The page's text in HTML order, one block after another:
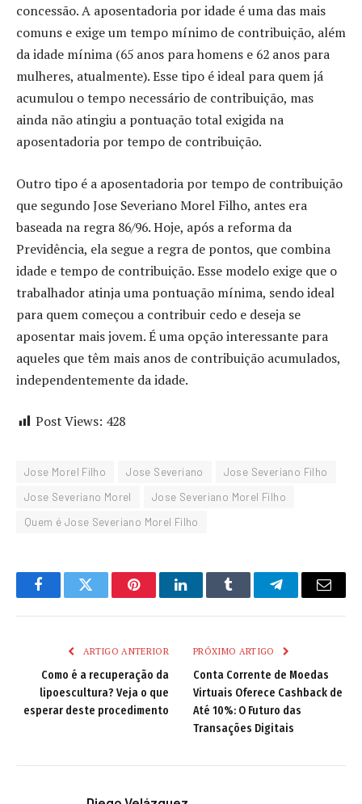
concessão. A aposentadoria por idade é uma das mais
comuns e exige um tempo mínimo de contribuição, além
da idade mínima (65 anos para homens e 62 anos para
mulheres, atualmente). Esse tipo é ideal para quem já
acumulou o tempo necessário de contribuição, mas
ainda não atingiu a pontuação total exigida na
aposentadoria por tempo de contribuição.
Outro tipo é a aposentadoria por tempo de contribuição
que segundo Jose Severiano Morel Filho, antes era
baseada na regra 86/96. Hoje, após a reforma da
Previdência, ela segue a regra de pontos, que combina
idade e tempo de contribuição. Esse modelo exige que o
trabalhador atinja uma pontuação mínima, sendo ideal
para quem começou a contribuir cedo e deseja se
aposentar mais jovem. É uma opção interessante para
aqueles que têm mais anos de contribuição acumulados,
independentemente da idade.
Post Views: 428
Jose Morel Filho Jose Severiano
Jose Severiano Filho
Jose Severiano Morel
Jose Severiano Morel Filho
Quem é Jose Severiano Morel Filho
FacebookTwitter PinterestLinkedInTumblr TelegramEmail
ARTIGO ANTERIOR
Como é a recuperação da
lipoescultura? Veja o que
esperar deste procedimento
PRÓXIMO ARTIGO
Conta Corrente de Moedas
Virtuais Oferece Cashback de
Até 10%: O Futuro das
Transações Digitais